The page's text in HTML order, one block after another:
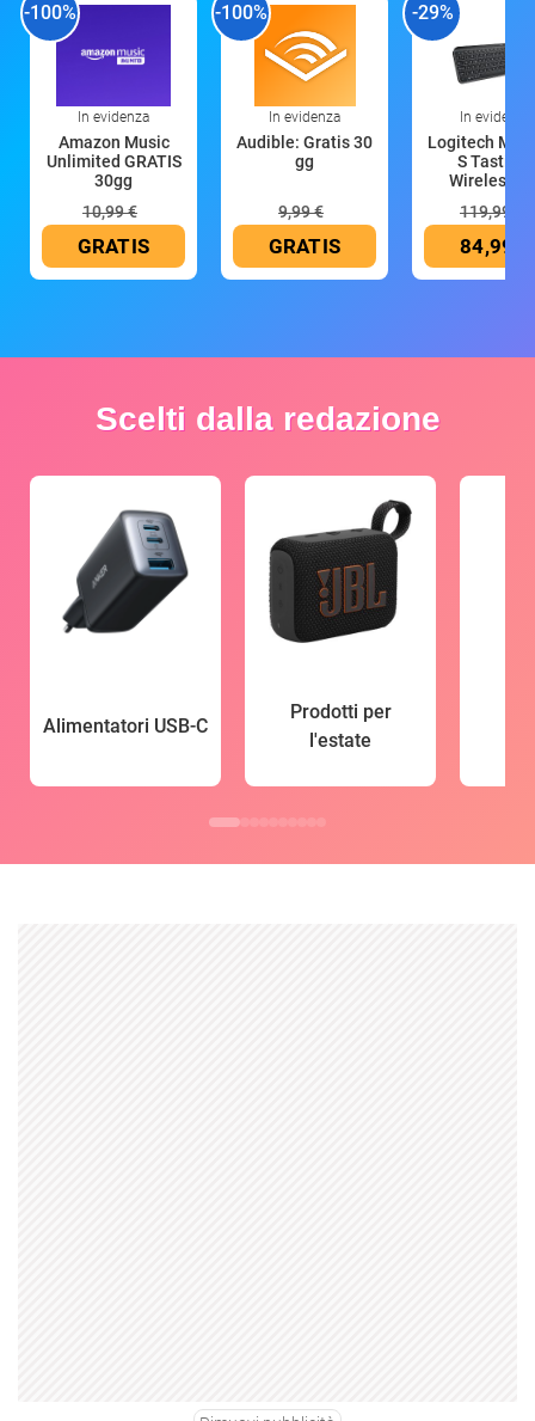
-100%
In evidenza
Amazon Music
Unlimited GRATIS
30gg
10,99 €
GRATIS
-100%
In evidenza
Audible: Gratis 30
gg
9,99 €
GRATIS
-29%
In evidenza
Logitech MX
S Tastiera
Wireless
119,99 €
84,99 €
Scelti dalla redazione
Alimentatori USB-C
Prodotti per
l'estate